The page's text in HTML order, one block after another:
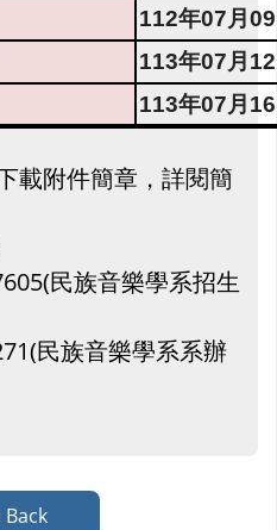
112年07月09
113年07月 12
113年07月 16
載附件簡章，詳閱簡
民族音樂學系招生
民族音樂學系系辦
Back